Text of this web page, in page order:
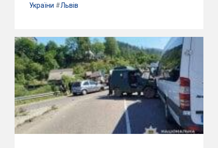
України #Львів